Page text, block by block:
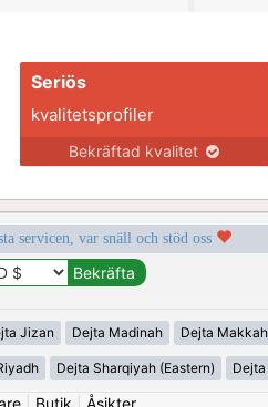
Seriös
kvalitetsprofiler
Bekräftad kvalitet
servicen, var snäll och stöd oss
Jizan Dejta Madinah Dejta Makkah
Dejta Sharqiyah (Eastern)
| Butik Åsikter